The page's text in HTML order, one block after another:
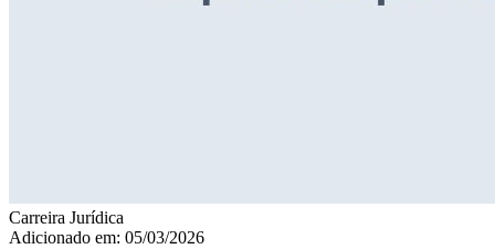
Carreira Jurídica
Adicionado em: 05/03/2026